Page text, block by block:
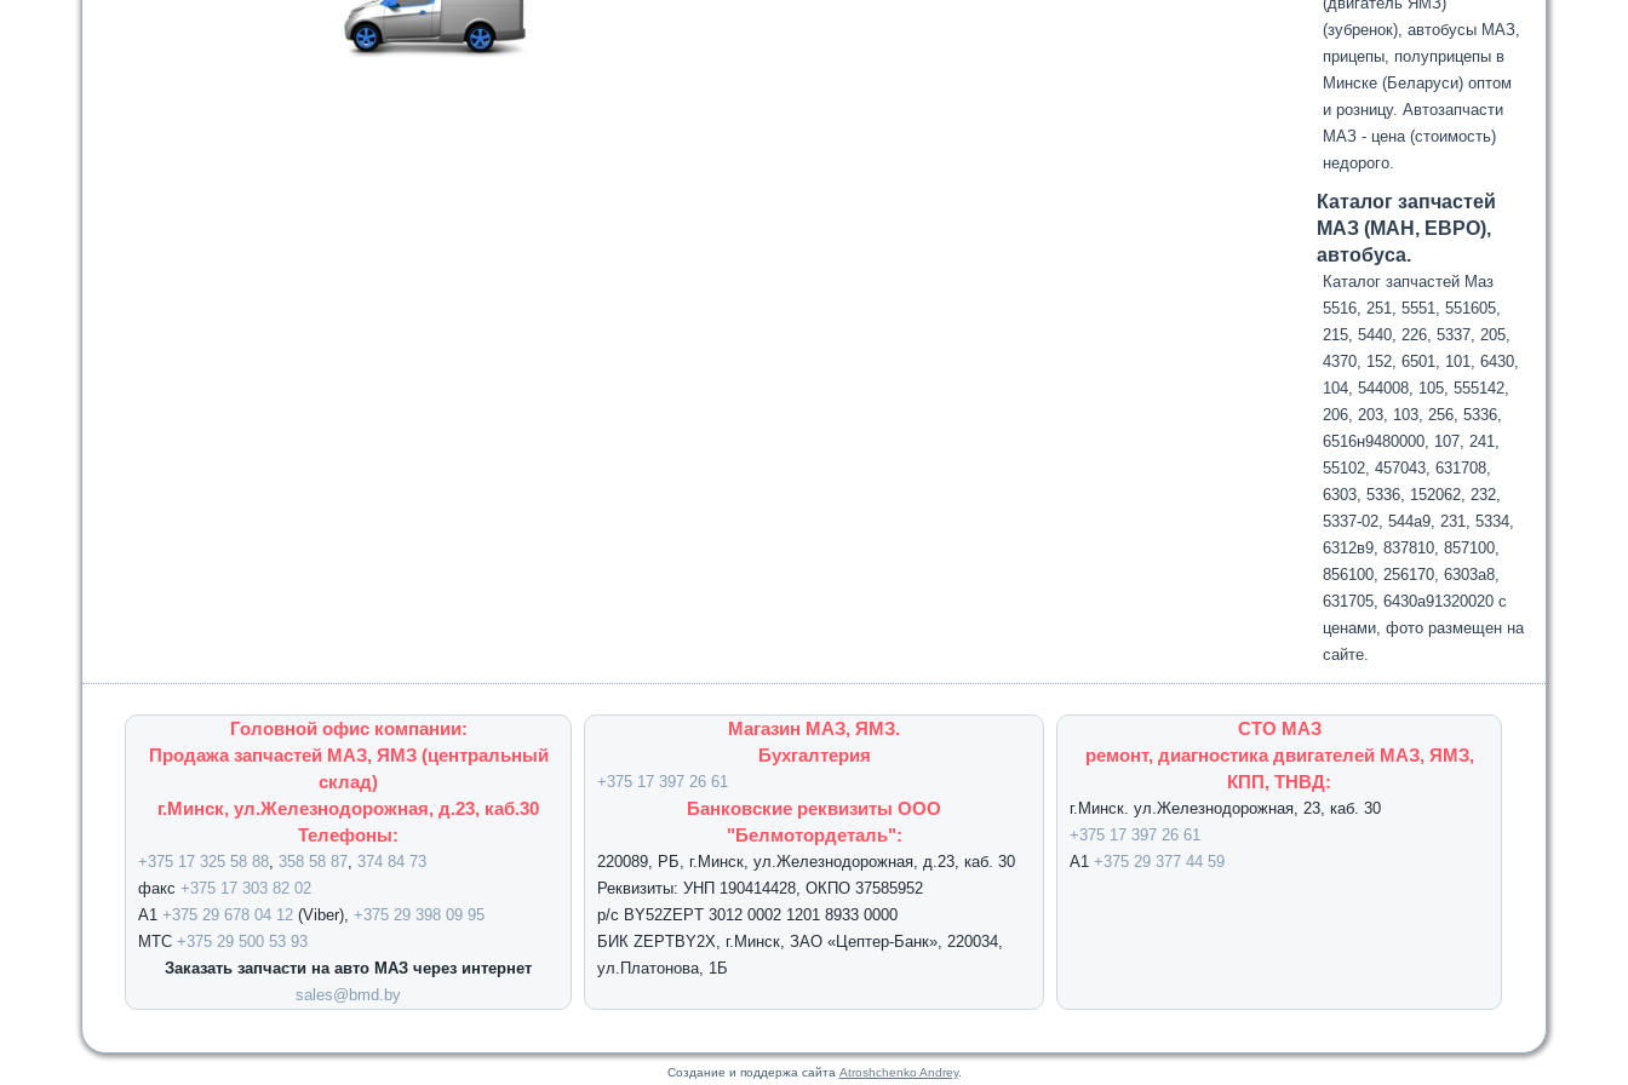
(зубренок), автобусы МАЗ,
прицепы, полуприцепы в
Минске (Беларуси) оптом
и розницу. Автозапчасти
МАЗ - цена (стоимость)
недорого.
Каталог запчастей
МАЗ (МАН, ЕВРО),
автобуса.
Каталог запчастей Маз
5516, 251, 5551, 551605,
215, 5440, 226, 5337, 205,
4370, 152, 6501, 101, 6430,
104, 544008, 105, 555142,
206, 203, 103, 256, 5336,
6516н9480000, 107, 241,
55102, 457043, 631708,
6303, 5336, 152062, 232,
5337-02, 544а9, 231, 5334,
6312в9, 837810, 857100,
856100, 256170, 6303а8,
631705, 6430а91320020 с
ценами, фото размещен на
сайте.
Головной офис компании:
Продажа запчастей МАЗ, ЯМЗ (центральный
склад)
г.Минск, ул.Железнодорожная, д.23, каб.30
Телефоны:
+375 17 325 58 88, 358 58 87, 374 84 73
факс+375 17 303 82 02
А1+375 29 678 04 12 (Viber),+375 29 398 09 95
МТС+375 29 500 53 93
Заказать запчасти на авто МАЗ через интернет
sales@bmd.by
Магазин МАЗ, ЯМЗ.
Бухгалтерия
+375 17 397 26 61
Банковские реквизиты ООО
"Белмотордеталь":
220089, РБ, г.Минск, ул.Железнодорожная, д.23, каб. 30
Реквизиты: УНП 190414428, ОКПО 37585952
р/с BY52ZEPT 3012 0002 1201 8933 0000
БИК ZEPTBY2X, г.Минск, ЗАО «Цептер-Банк», 220034,
ул.Платонова, 1Б
СТО МАЗ
ремонт, диагностика двигателей МАЗ, ЯМЗ,
КПП, ТНВД:
г.Минск. ул.Железнодорожная, 23, каб. 30
+375 17 397 26 61
А1+375 29 377 44 59
Создание и поддержа сайта Atroshchenko Andrey.